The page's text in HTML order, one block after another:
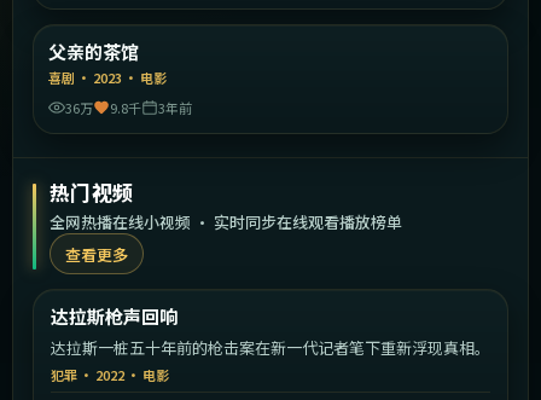
精选
父亲的茶馆
喜剧 · 2023 · 电影
36万
9.8千 3年前
热门视频
全网热播在线小视频 · 实时同步在线观看播放榜单
查看更多
热门
达拉斯枪声回响
达拉斯一桩五十年前的枪击案在新一代记者笔下重新浮现真相。
犯罪 · 2022· 电影